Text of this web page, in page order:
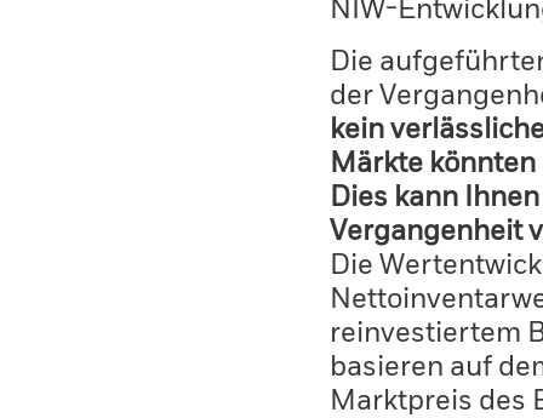
NIW-
Die
der
kein
Märkte
Dies kann
Vergangenheit
Die
reinvestiertem
basieren auf
Marktpreis des